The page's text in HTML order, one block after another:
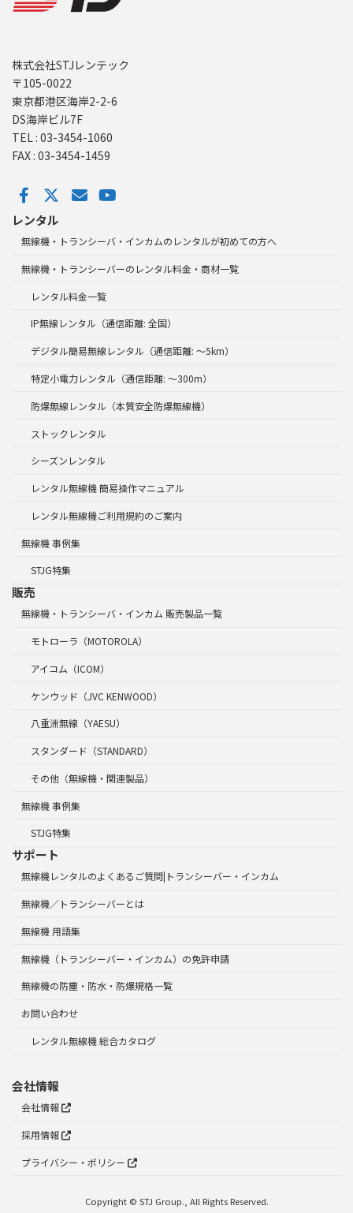
お問い合わせ
株式会社STJレンテック
〒105-0022
東京都港区海岸2-2-6
DS海岸ビル7F
TEL : 03-3454-1060
FAX : 03-3454-1459
レンタル
無線機・トランシーバ・インカムのレンタルが初めての方へ
無線機・トランシーバーのレンタル料金・商材一覧
レンタル料金一覧
IP無線レンタル（通信距離: 全国）
デジタル簡易無線レンタル（通信距離: ～5km）
特定小電力レンタル（通信距離: ～300m）
防爆無線レンタル（本質安全防爆無線機）
ストックレンタル
シーズンレンタル
レンタル無線機 簡易操作マニュアル
レンタル無線機ご利用規約のご案内
無線機 事例集
STJG特集
販売
無線機・トランシーバ・インカム 販売製品一覧
モトローラ（MOTOROLA）
アイコム（ICOM）
ケンウッド（JVC KENWOOD）
八重洲無線（YAESU）
スタンダード（STANDARD）
その他（無線機・関連製品）
無線機 事例集
STJG特集
サポート
無線機レンタルのよくあるご質問|トランシーバー・インカム
無線機／トランシーバーとは
無線機 用語集
無線機（トランシーバー・インカム）の免許申請
無線機の防塵・防水・防爆規格一覧
お問い合わせ
レンタル無線機 総合カタログ
会社情報
会社情報
採用情報
プライバシー・ポリシー
Copyright © STJ Group., All Rights Reserved.